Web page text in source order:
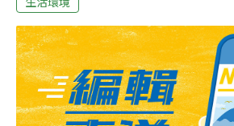
銷售，吸引不少市民採購。郝龍斌上
對北市府產業發展局在北市成圓環辦
圓環轉型，他說，台灣是「水果王國
產品有滯銷情況，覺得難過又可惜，
蓮鶴岡文旦、宜蘭金桔、還有之前的